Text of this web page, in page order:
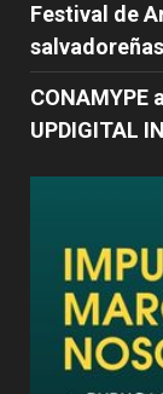
Festival de
UPDIGITAL